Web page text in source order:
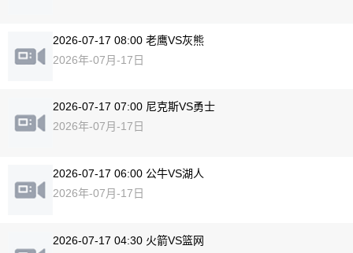
2026-07-17 08:00 老鹰VS灰熊
2026年-07月-17日
2026-07-17 07:00 尼克斯VS勇士
2026年-07月-17日
2026-07-17 06:00 公牛VS湖人
2026年-07月-17日
2026-07-17 04:30 火箭VS篮网